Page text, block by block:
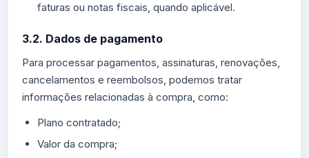
faturas ou notas fiscais, quando aplicável.
3.2. Dados de pagamento
Para processar pagamentos, assinaturas, renovações,
cancelamentos e reembolsos, podemos tratar
informações relacionadas à compra, como:
Plano contratado;
Valor da compra;